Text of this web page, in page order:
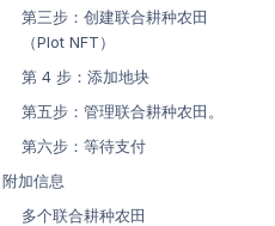
第三步：创建联合耕种农田
（Plot NFT）
第 4 步：添加地块
第五步：管理联合耕种农田。
第六步：等待支付
附加信息
多个联合耕种农田